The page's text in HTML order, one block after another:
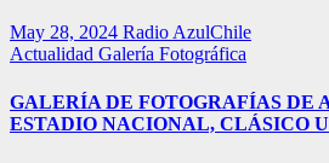
May 28, 2024 Radio AzulChile
Actualidad Galería Fotográfica
GALERÍA DE FOTOGRAFÍAS DE
ESTADIO NACIONAL, CLÁSICO